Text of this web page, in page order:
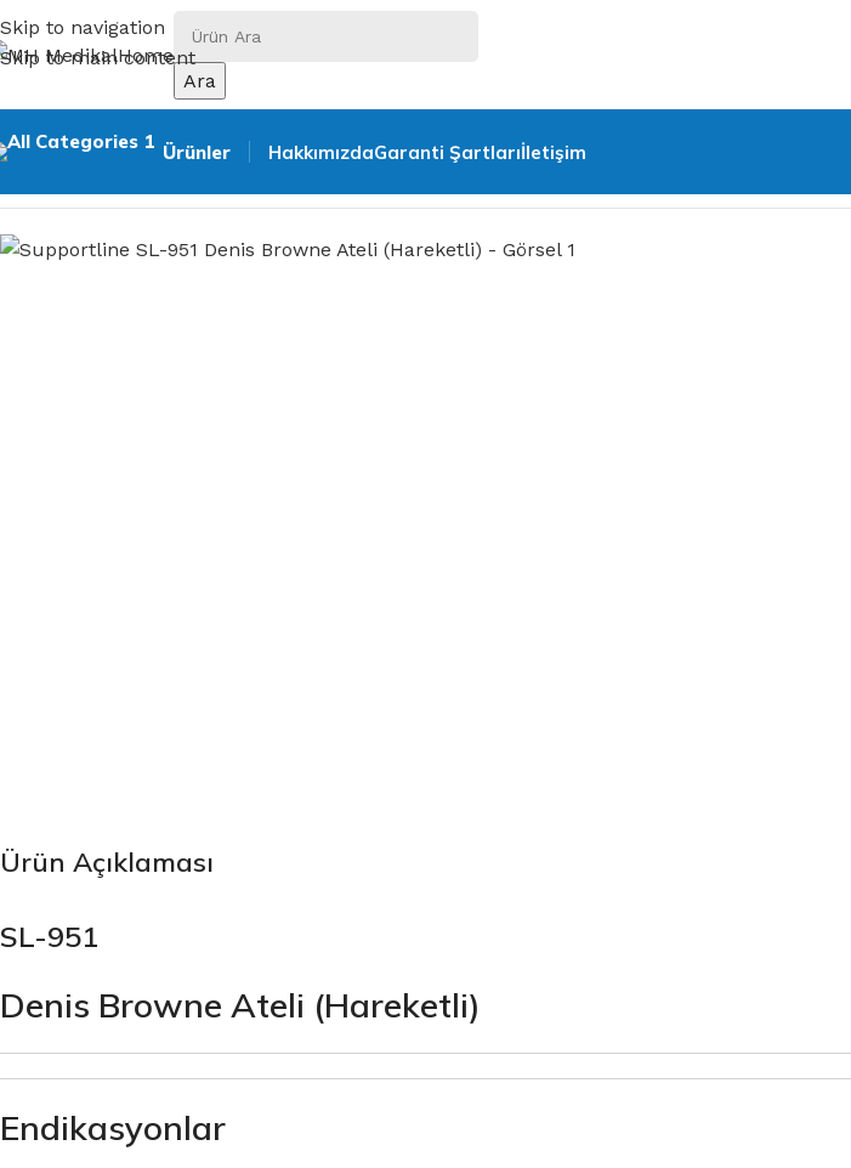
Skip to navigation
Skip to main content
Ara
Ürünler HakkımızdaGaranti Şartlarıİletişim
Ürün Açıklaması
SL-951
Denis Browne Ateli (Hareketli)
Endikasyonlar